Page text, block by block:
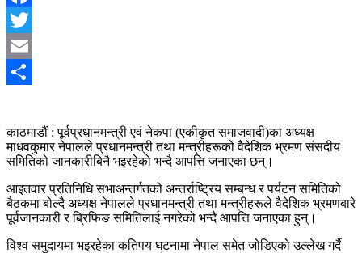
Facebook
Twitter
Email
काठमाडौं : पूर्वप्रधानमन्त्री एवं नेकपा (एकीकृत समाजवादी)का अध्यक्ष
माधवकुमार नेपालले प्रधानमन्त्री तथा मन्त्रीहरूको वैदेशिक भ्रमण संसदीय
समितिको जानकारीबिनै भइरहेको भन्दै आपत्ति जनाएका छन्।
आइतवार प्रतिनिधि सभाअन्तर्गतको अन्तर्राष्ट्रिय सम्बन्ध र पर्यटन समितिको
बैठकमा बोल्दै अध्यक्ष नेपालले प्रधानमन्त्री तथा मन्त्रीहरूले वैदेशिक भ्रमणबारे
पूर्वजानकारी र ब्रिफिङ समितिलाई नगरेको भन्दै आपत्ति जनाएका हुन्।
विश्व समुदायमा भइरहेका कतिपय घटनामा नेपाल समेत जोडिएको उल्लेख गर्दै